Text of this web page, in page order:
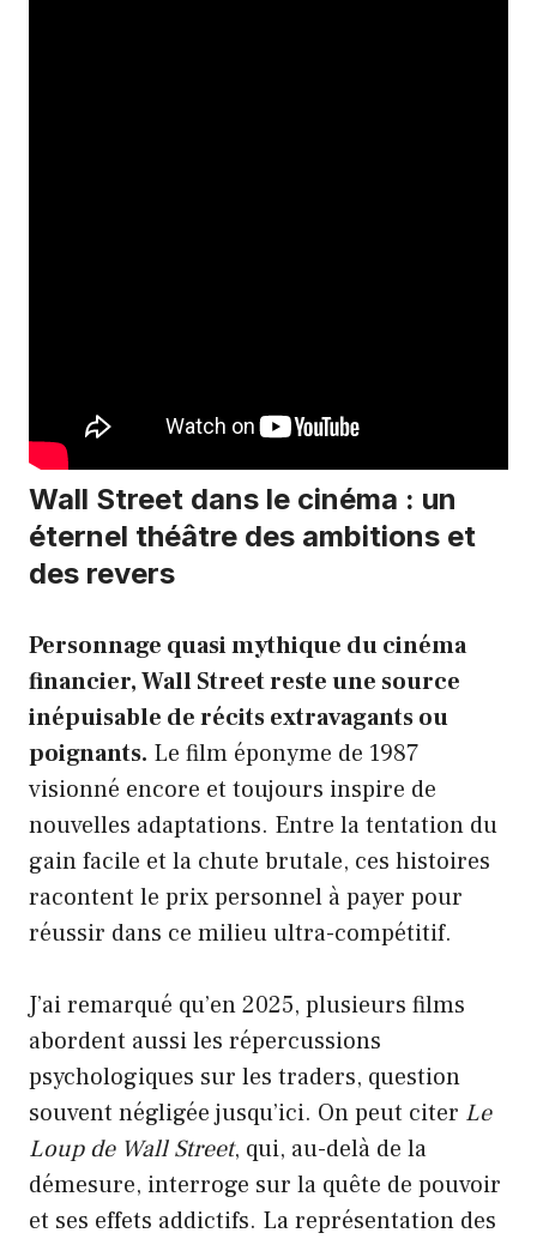
Wall Street dans le cinéma : un
éternel théâtre des ambitions et
des revers
Personnage quasi mythique du cinéma
financier, Wall Street reste une source
inépuisable de récits extravagants ou
poignants. Le film éponyme de 1987
visionné encore et toujours inspire de
nouvelles adaptations. Entre la tentation du
gain facile et la chute brutale, ces histoires
racontent le prix personnel à payer pour
réussir dans ce milieu ultra-compétitif.
J’ai remarqué qu’en 2025, plusieurs films
abordent aussi les répercussions
psychologiques sur les traders, question
souvent négligée jusqu’ici. On peut citer Le
Loup de Wall Street, qui, au-delà de la
démesure, interroge sur la quête de pouvoir
et ses effets addictifs. La représentation des